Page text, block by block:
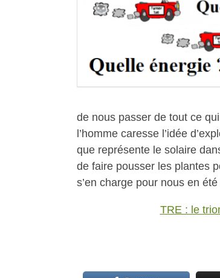
de nous passer de tout ce
l’homme caresse l’idée
que représente le solaire
de faire pousser les plantes
s’en charge pour nous en
TRE : le